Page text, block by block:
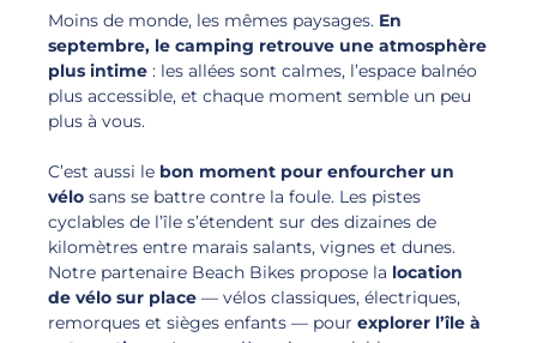
Moins de monde, les mêmes paysages. En
septembre, le camping retrouve une atmosphère
plus intime : les allées sont calmes, l’espace balnéo
plus accessible, et chaque moment semble un peu
plus à vous.
C’est aussi le bon moment pour enfourcher un
vélo sans se battre contre la foule. Les pistes
cyclables de l’île s’étendent sur des dizaines de
kilomètres entre marais salants, vignes et dunes.
Notre partenaire Beach Bikes propose la location
de vélo sur place — vélos classiques, électriques,
remorques et sièges enfants — pour explorer l’île à